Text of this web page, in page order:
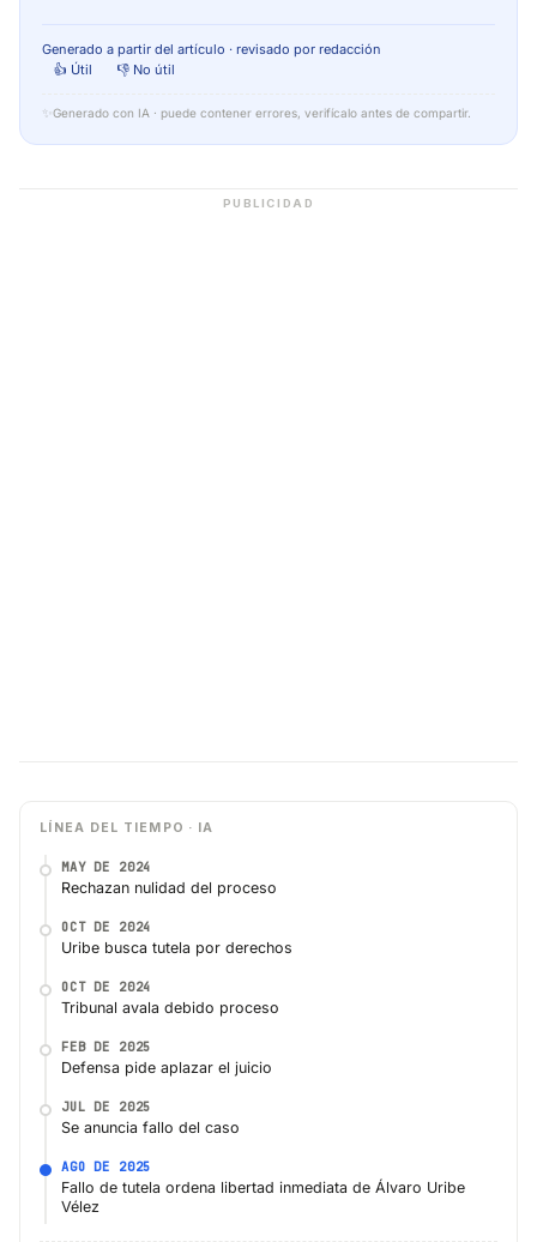
Generado a partir del artículo · revisado por redacción
👍 Útil
👎 No útil
✨ Generado con IA · puede contener errores, verifícalo antes de compartir.
PUBLICIDAD
LÍNEA DEL TIEMPO · IA
MAY DE 2024
Rechazan nulidad del proceso
OCT DE 2024
Uribe busca tutela por derechos
OCT DE 2024
Tribunal avala debido proceso
FEB DE 2025
Defensa pide aplazar el juicio
JUL DE 2025
Se anuncia fallo del caso
AGO DE 2025
Fallo de tutela ordena libertad inmediata de Álvaro Uribe
Vélez